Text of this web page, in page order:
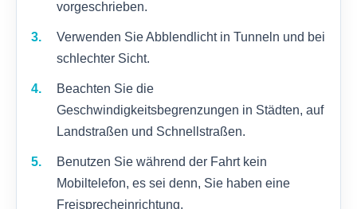
vorgeschrieben.
Verwenden Sie Abblendlicht in Tunneln und bei
schlechter Sicht.
Beachten Sie die
Geschwindigkeitsbegrenzungen in Städten, auf
Landstraßen und Schnellstraßen.
Benutzen Sie während der Fahrt kein
Mobiltelefon, es sei denn, Sie haben eine
Freisprecheinrichtung.